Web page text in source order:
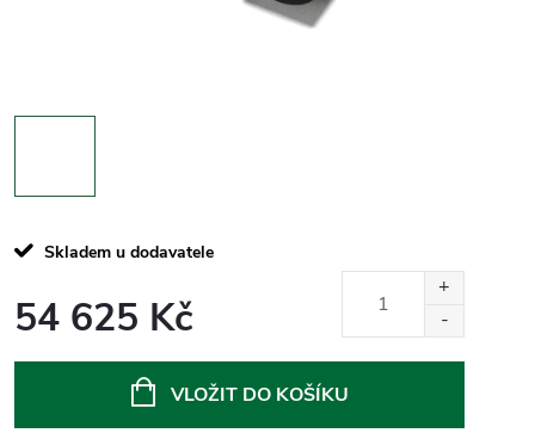
Skladem u dodavatele
54 625 Kč
VLOŽIT DO KOŠÍKU